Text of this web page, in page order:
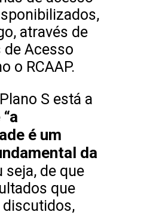
através de
Acesso
o RCAAP.
S está a
“a
é um
da
seja, de que
que